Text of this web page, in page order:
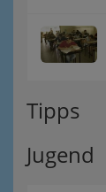
Tipps
Jugend